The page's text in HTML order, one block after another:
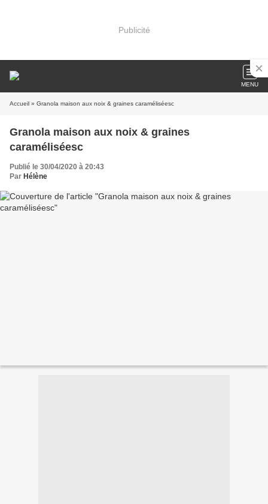
Publicité
MENU
Accueil » Granola maison aux noix & graines caraméliséesc
Granola maison aux noix & graines
caraméliséesc
Publié le 30/04/2020 à 20:43
Par Hélène